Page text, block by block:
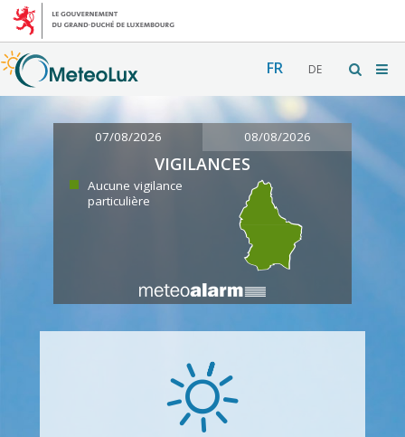
FR DE
07/08/2026 08/08/2026
VIGILANCES
Aucune vigilance
particulière